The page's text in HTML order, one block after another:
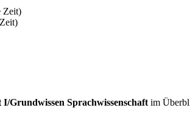
Zeit)
I/Grundwissen Sprachwissenschaft im